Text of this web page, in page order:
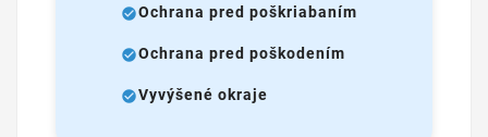
Ochrana pred poškriabaním
Ochrana pred poškodením
Vyvýšené okraje